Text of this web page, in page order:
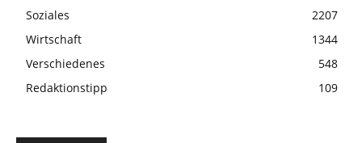
Soziales
2207
Wirtschaft
1344
Verschiedenes
548
Redaktionstipp
109